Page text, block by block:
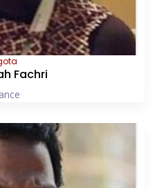
Fachri